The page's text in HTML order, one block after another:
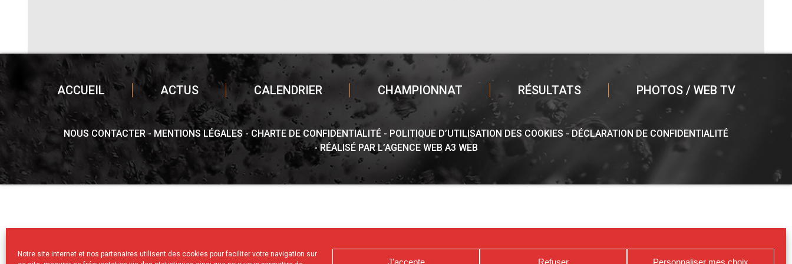
Notre site internet et nos partenaires utilisent des cookies pour faciliter votre navigation sur
J'accepte Refuser Personnaliser mes choix
ACCUEIL ACTUS CALENDRIER CHAMPIONNAT RÉSULTATS PHOTOS / WEB TV
NOUS CONTACTER MENTIONS LÉGALES CHARTE DE CONFIDENTIALITÉ POLITIQUE D’UTILISATION DES COOKIES
DÉCLARATION DE CONFIDENTIALITÉ
RÉALISÉ PAR L’AGENCE WEB A3 WEB